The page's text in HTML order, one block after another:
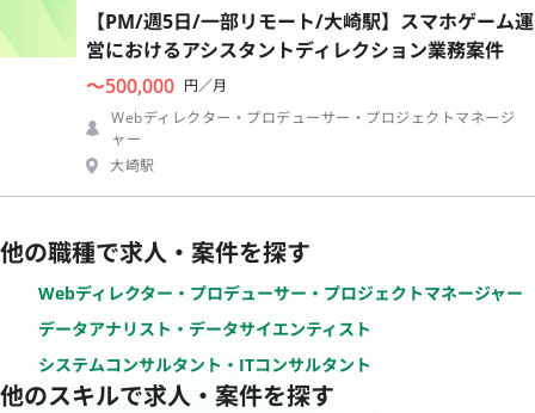
【PM/週5日/一部リモート/大崎駅】スマホゲーム運
営におけるアシスタントディレクション業務案件
〜500,000 円／月
Webディレクター・プロデューサー・プロジェクトマネージ
ャー
大崎駅
他の職種で求人・案件を探す
Webディレクター・プロデューサー・プロジェクトマネージャー
データアナリスト・データサイエンティスト
システムコンサルタント・ITコンサルタント
他のスキルで求人・案件を探す